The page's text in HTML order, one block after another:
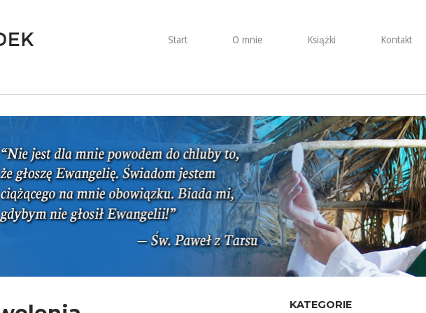
Start
O mnie Książki Kontakt
KATEGORIE